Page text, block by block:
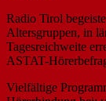
Radio Tirol
Altersgruppen, in
Tagesreichweite
ASTAT-
Vielfältige